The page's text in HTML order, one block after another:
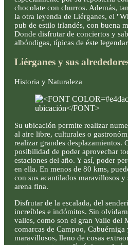
chocolate con churros. Además,
la otra leyenda de Liérganes, el
pub de estilo irlandés, con buena
Donde disfrutar de conciertos y
albóndigas, típicas de éste
Liérganes y sus
Historia y Naturaleza
Su ubicación permite realizar
al aire libre, culturales o
realizar grandes desplazamientos.
posibilidad de poder aprovechar
estaciones del año. Y así, poder
en ella. En menos de 80 kms,
con sus acantilados maravillosos y
arena fina.
Disfrutar de la escalada, del
increíbles e indómitos. Sin
valles, como son el gran Valle del
comarcas de Campoo,
maravillosos, lleno de cosas